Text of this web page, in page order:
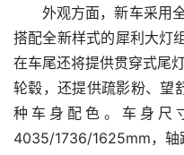
外观方面，新车采用
搭配全新样式的犀利大灯
在车尾还将提供贯穿式尾
轮毂，还提供疏影粉、望
种车身配色。车身尺
4035/1736/1625mm，轴